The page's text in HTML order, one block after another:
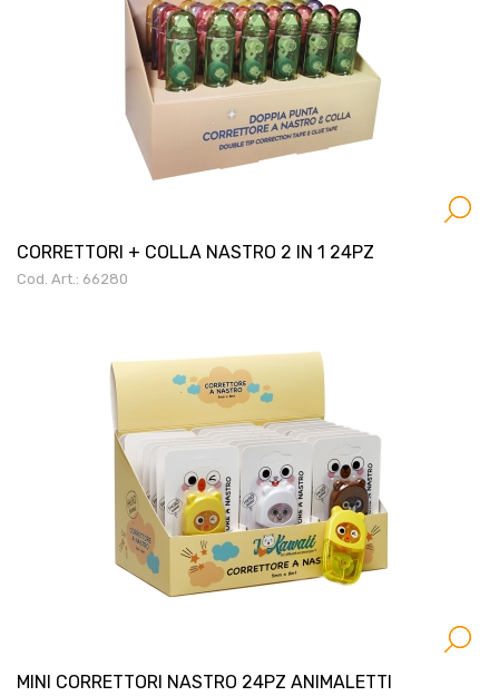
CORRETTORI + COLLA NASTRO 2 IN 1 24PZ
Cod. Art.: 66280
MINI CORRETTORI NASTRO 24PZ ANIMALETTI